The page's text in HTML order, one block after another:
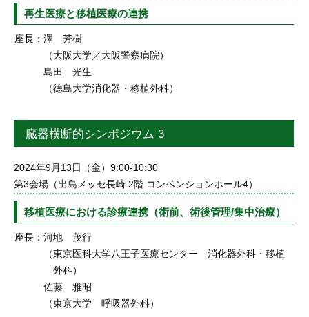
再生医療と移植医療の連携
座長： 澤 芳樹
（大阪大学／大阪警察病院）
島田 光生
（徳島大学消化器・移植外科）
臓器横断的シンポジウム 3
2024年9月13日（金）9:00-10:30
第3会場（出島メッセ長崎 2階 コンベンションホール4）
移植医療における診療連携（術前、術後管理/集中治療）
座長： 河地 茂行
（東京医科大学八王子医療センター 消化器外科・移植
外科）
佐藤 雅昭
（東京大学 呼吸器外科）